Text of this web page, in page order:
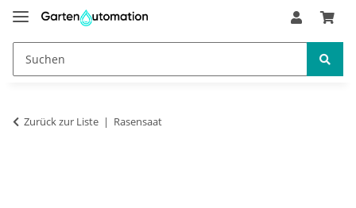
Zurück zur Liste Rasensaat